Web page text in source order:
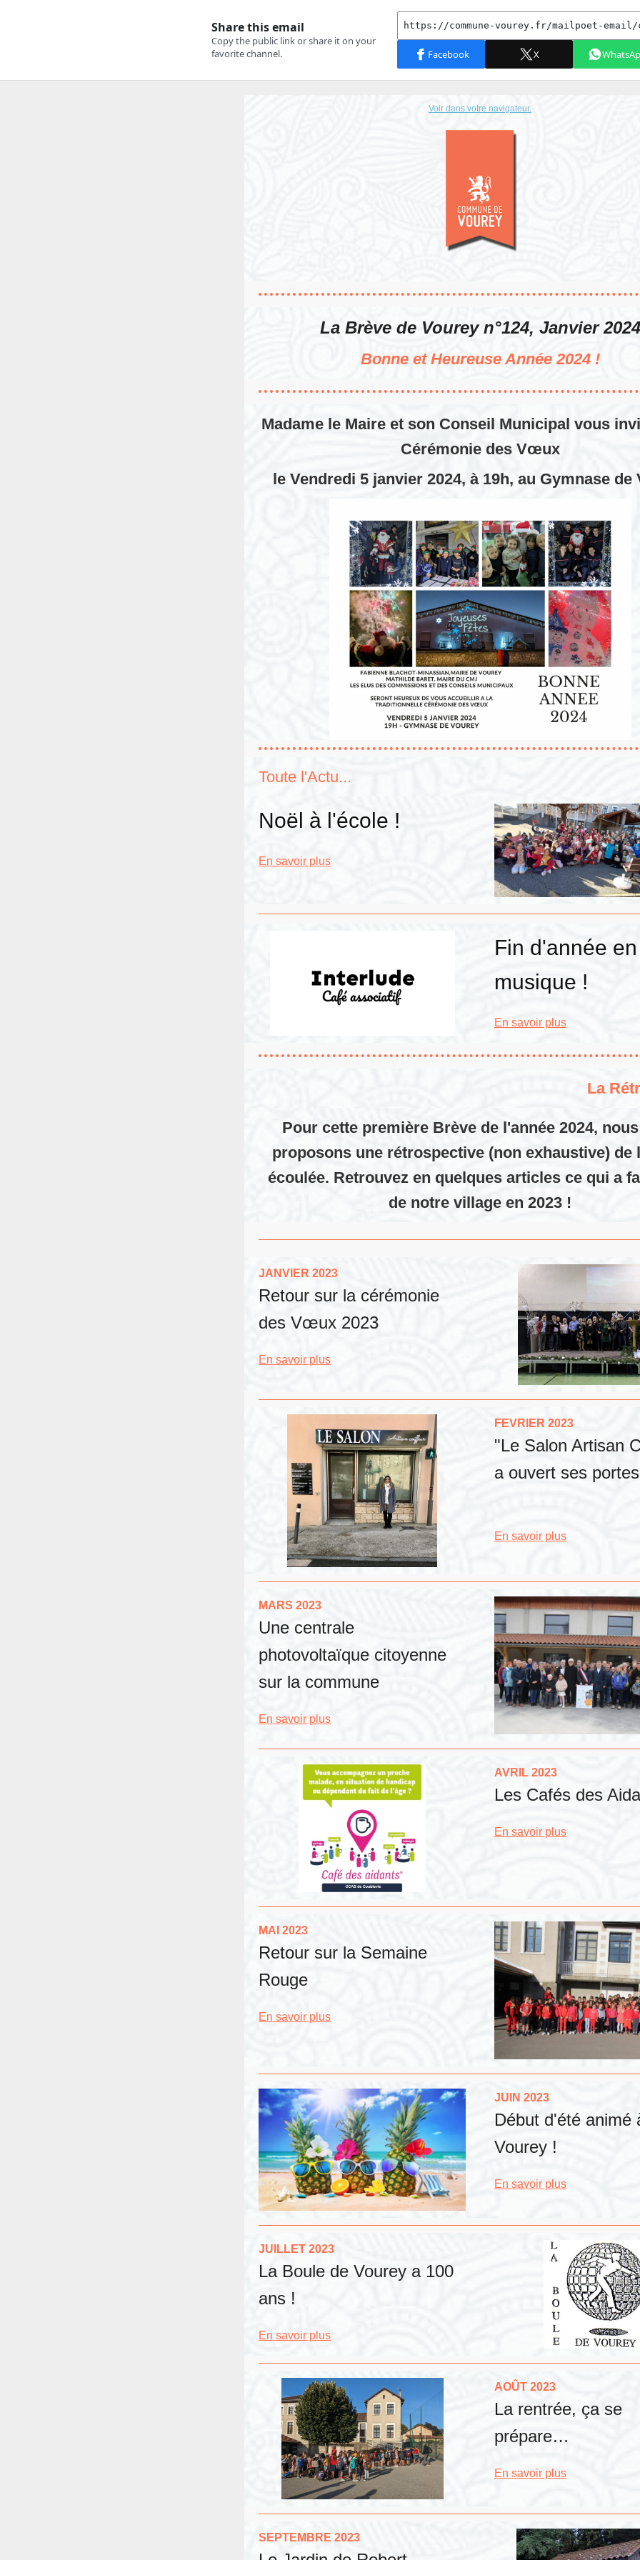
Voir dans votre navigateur.
La Brève de Vourey n°124, Janvier 2024
Bonne et Heureuse Année 2024 !
Madame le Maire et son Conseil Municipal vous
Cérémonie des Vœux
le Vendredi 5 janvier 2024, à 19h, au Gymnase de
Toute l'Actu...
Noël à l'école !
En savoir plus
Fin d'année en
musique !
En savoir plus
La
Pour cette première Brève de l'année 2024,
proposons une rétrospective (non exhaustive) de
écoulée. Retrouvez en quelques articles ce qui a
de notre village en 2023 !
JANVIER 2023
Retour sur la cérémonie
des Vœux 2023
En savoir plus
FEVRIER 2023
"Le Salon Artisan
a ouvert ses
En savoir plus
MARS 2023
Une centrale
photovoltaïque citoyenne
sur la commune
En savoir plus
AVRIL 2023
Les Cafés des
En savoir plus
MAI 2023
Retour sur la Semaine
Rouge
En savoir plus
JUIN 2023
Début d'été animé
Vourey !
En savoir plus
JUILLET 2023
La Boule de Vourey a 100
ans !
En savoir plus
AOÛT 2023
La rentrée, ça se
prépare…
En savoir plus
SEPTEMBRE 2023